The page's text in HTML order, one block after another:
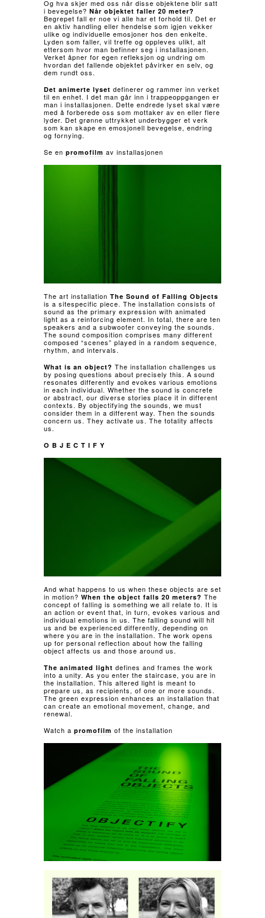
Og hva skjer med oss når disse objektene blir satt
i bevegelse? Når objektet faller 20 meter?
Begrepet fall er noe vi alle har et forhold til. Det er
en aktiv handling eller hendelse som igjen vekker
ulike og individuelle emosjoner hos den enkelte.
Lyden som faller, vil treffe og oppleves ulikt, alt
ettersom hvor man befinner seg i installasjonen.
Verket åpner for egen refleksjon og undring om
hvordan det fallende objektet påvirker en selv, og
dem rundt oss.
Det animerte lyset definerer og rammer inn verket
til en enhet. I det man går inn i trappeoppgangen er
man i installasjonen. Dette endrede lyset skal være
med å forberede oss som mottaker av en eller flere
lyder. Det grønne uttrykket underbygger et verk
som kan skape en emosjonell bevegelse, endring
og fornying.
Se en promofilm av installasjonen
The art installation The Sound of Falling Objects
is a sitespecific piece. The installation consists of
sound as the primary expression with animated
light as a reinforcing element. In total, there are ten
speakers and a subwoofer conveying the sounds.
The sound composition comprises many different
composed “scenes” played in a random sequence,
rhythm, and intervals.
What is an object? The installation challenges us
by posing questions about precisely this. A sound
resonates differently and evokes various emotions
in each individual. Whether the sound is concrete
or abstract, our diverse stories place it in different
contexts. By objectifying the sounds, we must
consider them in a different way. Then the sounds
concern us. They activate us. The totality affects
us.
O B J E C T I F Y
And what happens to us when these objects are set
in motion? When the object falls 20 meters? The
concept of falling is something we all relate to. It is
an action or event that, in turn, evokes various and
individual emotions in us. The falling sound will hit
us and be experienced differently, depending on
where you are in the installation. The work opens
up for personal reflection about how the falling
object affects us and those around us.
The animated light defines and frames the work
into a unity. As you enter the staircase, you are in
the installation. This altered light is meant to
prepare us, as recipients, of one or more sounds.
The green expression enhances an installation that
can create an emotional movement, change, and
renewal.
Watch a promofilm of the installation